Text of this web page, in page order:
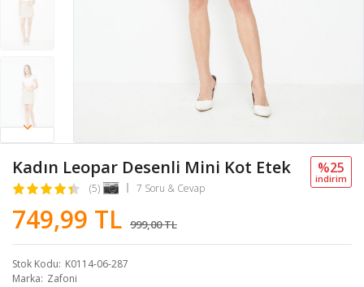
Kadın Leopar Desenli Mini Kot Etek
(5) 7 Soru & Cevap
749,99 TL 999,00 TL
%25
i̇ndi̇ri̇m
Stok Kodu K0114-06-287
Marka Zafoni